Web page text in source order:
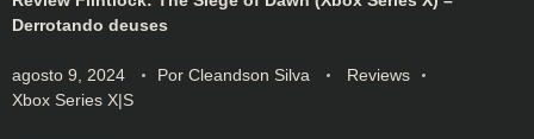
Derrotando deuses
agosto 9, 2024 Por Cleandson Silva
Reviews
Xbox Series X|S